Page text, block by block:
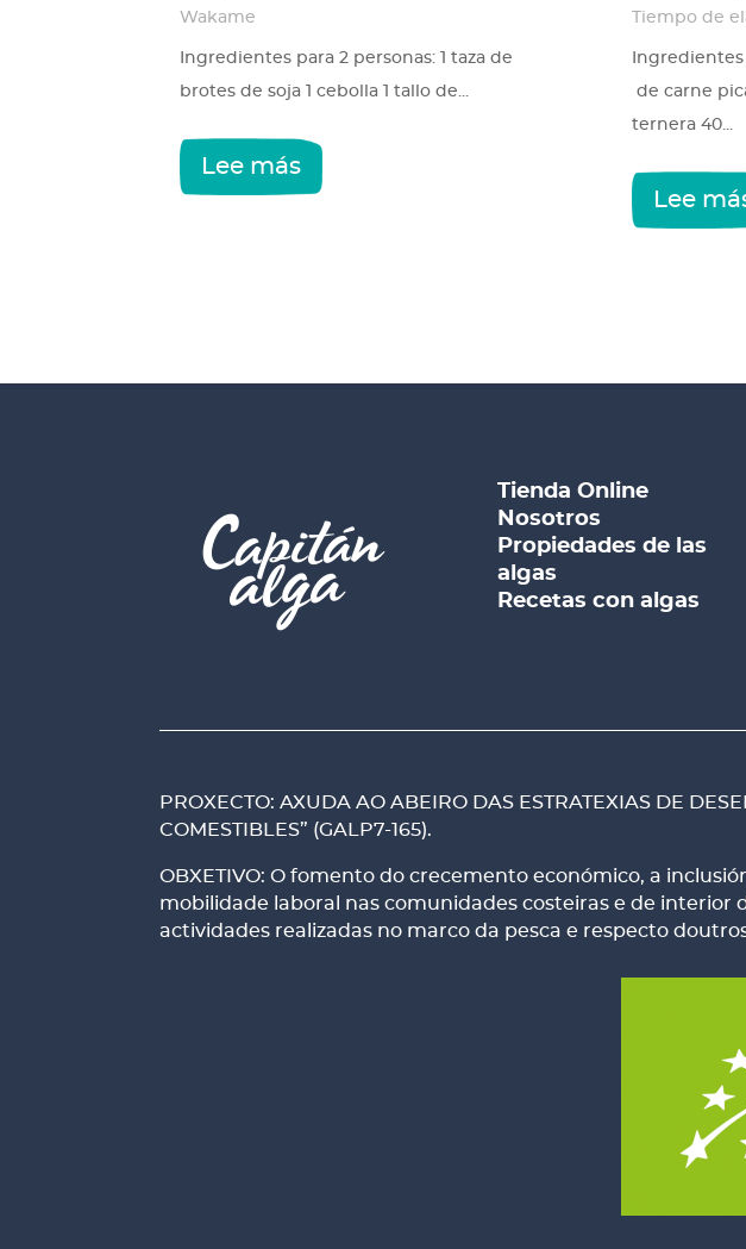
Wakame
Ingredientes para 2 personas: 1 taza de
brotes de soja 1 cebolla 1 tallo de...
Lee más
Tiempo de
Ingredientes
de carne
ternera 40...
Lee
Tienda Online
Nosotros
Propiedades de las
algas
Recetas con algas
PROXECTO: AXUDA AO ABEIRO DAS ESTRATEXIAS DE
COMESTIBLES” (GALP7-165).
OBXETIVO: O fomento do crecemento económico, a
mobilidade laboral nas comunidades costeiras e de
actividades realizadas no marco da pesca e respecto